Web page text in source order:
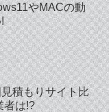
やMACの動
積もりサイト比
者は!?